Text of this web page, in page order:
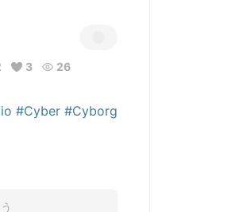
3 26
#Cyber #Cyborg